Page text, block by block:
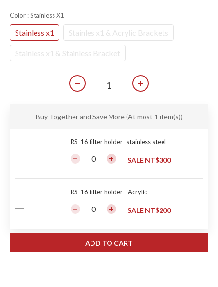
Color : Stainless X1
Stainless x1 Stainles x1 & Acrylic Brackets
Stainless x1 & Stainless Bracket
Buy Together and Save More(At most 1 item(s))
RS-16 filter holder -stainless steel
SALE NT$300
RS-16 filter holder - Acrylic
SALE NT$200
ADD TO CART